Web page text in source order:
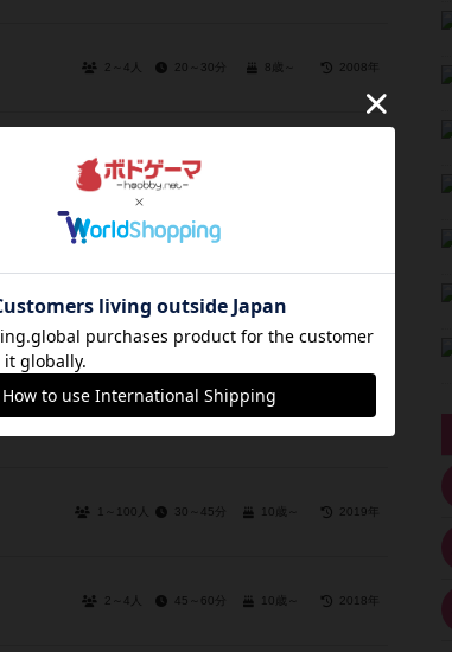
2～4人 20～30分 8歳～ 2008年
分
75～90分
2～4人 30～45分 10歳～ 2020年
1～100人 30～45分 10歳～ 2019年
2～4人 45～60分 10歳～ 2018年